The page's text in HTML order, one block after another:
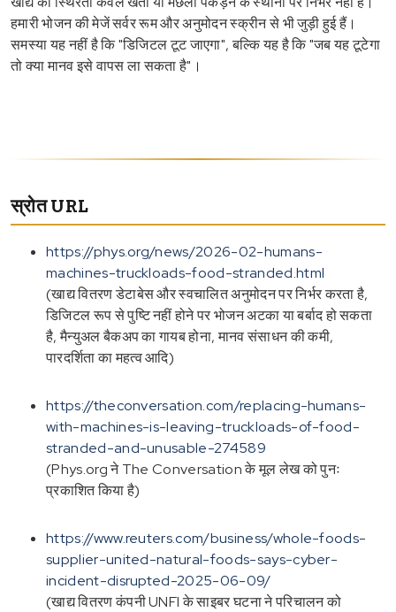
हमारी भोजन की मेजें सर्वर रूम और अनुमोदन स्क्रीन से भी जुड़ी हुई हैं।
समस्या यह नहीं है कि "डिजिटल टूट जाएगा", बल्कि यह है कि "जब यह टूटेगा
तो क्या मानव इसे वापस ला सकता है"।
स्रोत URL
https://phys.org/news/2026-02-humans-
machines-truckloads-food-stranded.html
(खाद्य वितरण डेटाबेस और स्वचालित अनुमोदन पर निर्भर करता है,
डिजिटल रूप से पुष्टि नहीं होने पर भोजन अटका या बर्बाद हो सकता
है, मैन्युअल बैकअप का गायब होना, मानव संसाधन की कमी,
पारदर्शिता का महत्व आदि)
https://theconversation.com/replacing-humans-
with-machines-is-leaving-truckloads-of-food-
stranded-and-unusable-274589
(Phys.org ने The Conversation के मूल लेख को पुनः
प्रकाशित किया है)
https://www.reuters.com/business/whole-foods-
supplier-united-natural-foods-says-cyber-
incident-disrupted-2025-06-09/
(खाद्य वितरण कंपनी UNFI के साइबर घटना ने परिचालन को